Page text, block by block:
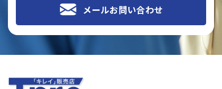
メールお問い合わせ